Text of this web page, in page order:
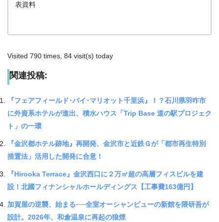
表資料
Visited 790 times, 84 visit(s) today
関連投稿:
『フェアフィールド･バイ･マリオット千里浜』！？石川県羽咋市
に外資系ホテルが進出、積水ハウス「Trip Base 道の駅プロジェク
ト」の一環
『金沢都ホテル跡地』再開発、金沢市と近鉄Ｇが「都市再生特別
措置法」活用した開発に合意！
『Hirooka Terrace』金沢西口に２万㎡超の高層フィスビルを建
設！北國フィナンシャルホールディングス【工事費163億円】
加賀屋の逆襲、始まる──全室オーシャンビューの新館を隈研吾が
設計。2026年、和倉温泉に再起の狼煙